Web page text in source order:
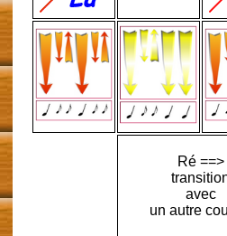
Ré ==>
avec
un autre